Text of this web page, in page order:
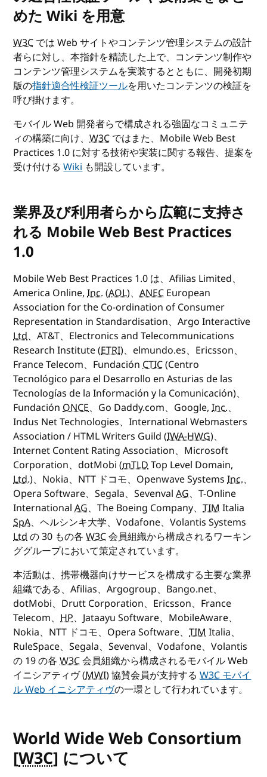
めた Wiki を用意
W3C では Web サイトやコンテンツ管理システムの設計
者らに対し、本指針を精読した上で、コンテンツ制作や
コンテンツ管理システムを実装するとともに、開発初期
版の指針適合性検証ツールを用いたコンテンツの検証を
呼び掛けます。
モバイル Web 開発者らで構成される強固なコミュニテ
ィの構築に向け、W3C ではまた、Mobile Web Best
Practices 1.0 に対する技術や実装に関する報告、提案を
受け付けるWikiも開設しています。
業界及び利用者らから広範に支持さ
れる Mobile Web Best Practices
1.0
Mobile Web Best Practices 1.0 は、Afilias Limited、
America Online,Inc. (AOL)、ANEC European
Association for the Co-ordination of Consumer
Representation in Standardisation、Argo Interactive
Ltd、AT&T、Electronics and Telecommunications
Research Institute (ETRI)、elmundo.es、Ericsson、
France Telecom、FundaciónCTIC(Centro
Tecnológico para el Desarrollo en Asturias de las
Tecnologías de la Información y la Comunicación)、
FundaciónONCE、Go Daddy.com、Google,Inc.、
Indus Net Technologies、International Webmasters
Association / HTML Writers Guild (IWA-HWG)、
Internet Content Rating Association、Microsoft
Corporation、dotMobi (mTLDTop Level Domain,
Ltd.)、Nokia、NTT ドコモ、Openwave SystemsInc.、
Opera Software、Segala、SevenvalAG、T-Online
InternationalAG、The Boeing Company、TIM Italia
SpA、ヘルシンキ大学、Vodafone、Volantis Systems
Ltdの 30 もの各W3C会員組織から構成されるワーキン
ググループにおいて策定されています。
本活動は、携帯機器向けサービスを構成する主要な業界
組織である、Afilias、Argogroup、Bango.net、
dotMobi、Drutt Corporation、Ericsson、France
Telecom、HP、Jataayu Software、MobileAware、
Nokia、NTT ドコモ、Opera Software、TIM Italia、
RuleSpace、Segala、Sevenval、Vodafone、Volantis
の 19 の各W3C会員組織から構成されるモバイル Web
イニシアティヴ (MWI) 協賛会員が支持するW3Cモバイ
ル Web イニシアティヴの一環として行われています。
World Wide Web Consortium
[W3C] について